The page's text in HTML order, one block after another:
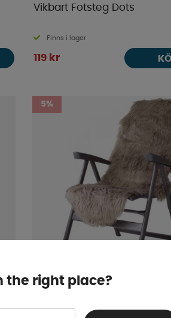
Vikbart Fotsteg Dots
Finns i lager
119 kr
5%
Royal Camping Konstfäll
the right place?